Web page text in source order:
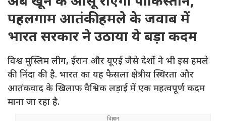
पहलगाम आतंकी हमले के जवाब में
भारत सरकार ने उठाया ये बड़ा कदम
विश्व मुस्लिम लीग, ईरान और यूएई जैसे देशों ने भी इस हमले
की निंदा की है. भारत का यह फैसला क्षेत्रीय स्थिरता और
आतंकवाद के खिलाफ वैश्विक लड़ाई में एक महत्वपूर्ण कदम
माना जा रहा है.